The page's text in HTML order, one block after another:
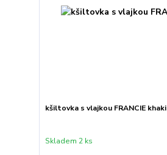
kšiltovka s vlajkou FRANCIE khaki
Skladem 2 ks